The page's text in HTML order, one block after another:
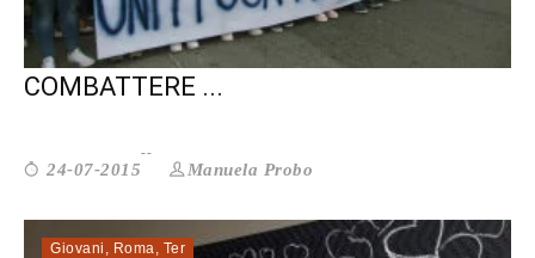
VITERBO. “CENTOPASSI PER“
COMBATTERE ...
24-07-2015 Manuela Probo
Giovani , Roma, Ter